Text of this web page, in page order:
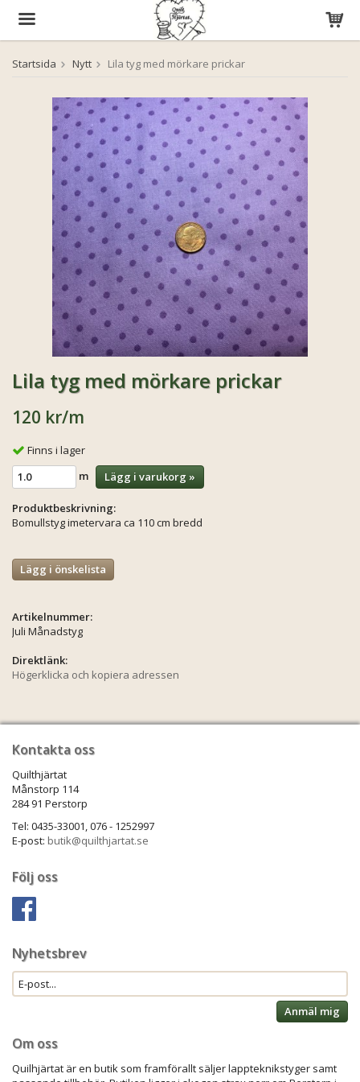
Produkten har blivit tillagd i varukorgen
Startsida Nytt Lila tyg med mörkare prickar
Lila tyg med mörkare prickar
120 kr/m
Finns i lager
m
Lägg i varukorg »
Produktbeskrivning:
Bomullstyg imetervara ca 110 cm bredd
Lägg i önskelista
Artikelnummer:
Juli Månadstyg
Direktlänk:
Högerklicka och kopiera adressen
Kontakta oss
Quilthjärtat
Månstorp 114
284 91 Perstorp
Tel: 0435-33001, 076 - 1252997
E-post: butik@quilthjartat.se
Följ oss
Nyhetsbrev
Anmäl mig
Om oss
Quilhjärtat är en butik som framförallt säljer lappteknikstyger samt